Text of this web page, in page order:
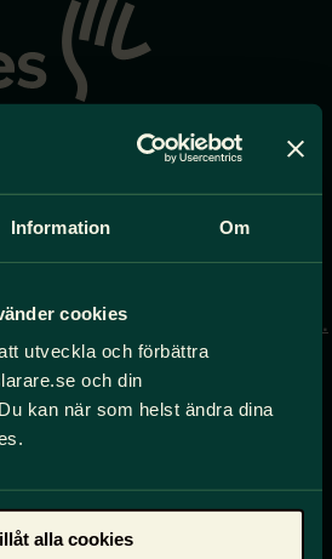
Information Om
cookies
utveckla och förbättra
och din
kan när som helst ändra dina
alla cookies
Press
på press@sverigeslarare.
se
Presskontakt